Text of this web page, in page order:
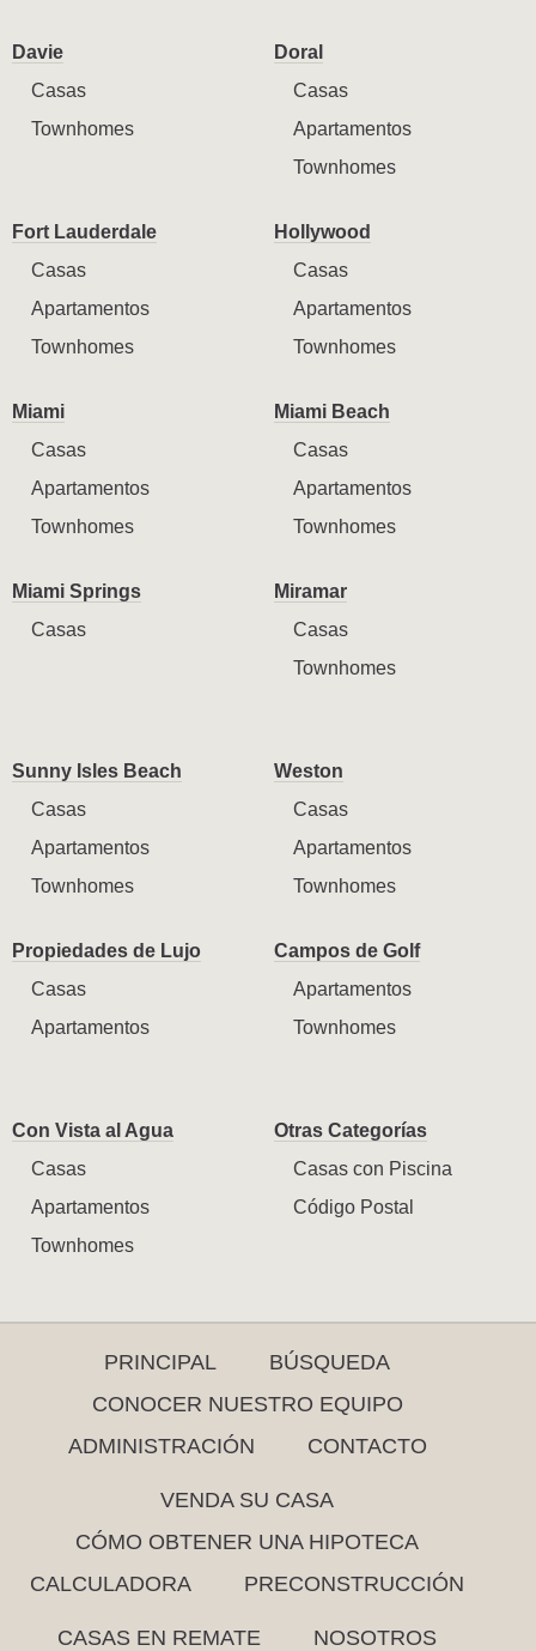
Davie
Casas
Townhomes
Doral
Casas
Apartamentos
Townhomes
Fort Lauderdale
Casas
Apartamentos
Townhomes
Hollywood
Casas
Apartamentos
Townhomes
Miami
Casas
Apartamentos
Townhomes
Miami Beach
Casas
Apartamentos
Townhomes
Miami Springs
Casas
Miramar
Casas
Townhomes
Sunny Isles Beach
Casas
Apartamentos
Townhomes
Weston
Casas
Apartamentos
Townhomes
Propiedades de Lujo
Casas
Apartamentos
Campos de Golf
Apartamentos
Townhomes
Con Vista al Agua
Casas
Apartamentos
Townhomes
Otras Categorías
Casas con Piscina
Código Postal
PRINCIPAL
BÚSQUEDA
CONOCER NUESTRO EQUIPO
ADMINISTRACIÓN
CONTACTO
VENDA SU CASA
CÓMO OBTENER UNA HIPOTECA
CALCULADORA
PRECONSTRUCCIÓN
CASAS EN REMATE NOSOTROS